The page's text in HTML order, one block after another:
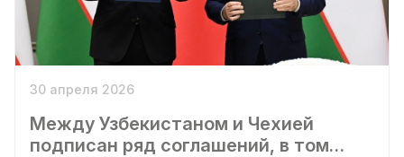
30 апреля 2026
Между Узбекистаном и Чехией
подписан ряд соглашений, в том